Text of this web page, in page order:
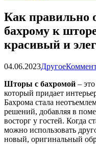
Как правильно
бахрому к
красивый и
04.06.2023Другое
Шторы с бахромой –
который придает
Бахрома стала
решений, добавляя в
восторг у гостей. Когда
можно использовать
новый, оригинальный